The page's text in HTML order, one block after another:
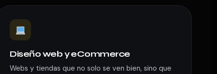
Diseño web y eCommerce
Webs y tiendas que no solo se ven bien, sino que